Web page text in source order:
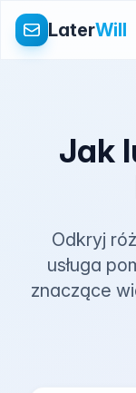
LaterWill
Jak
Odkryj
usługa
znaczące